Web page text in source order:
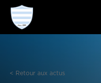
Aller
contenu
< Retour aux actus